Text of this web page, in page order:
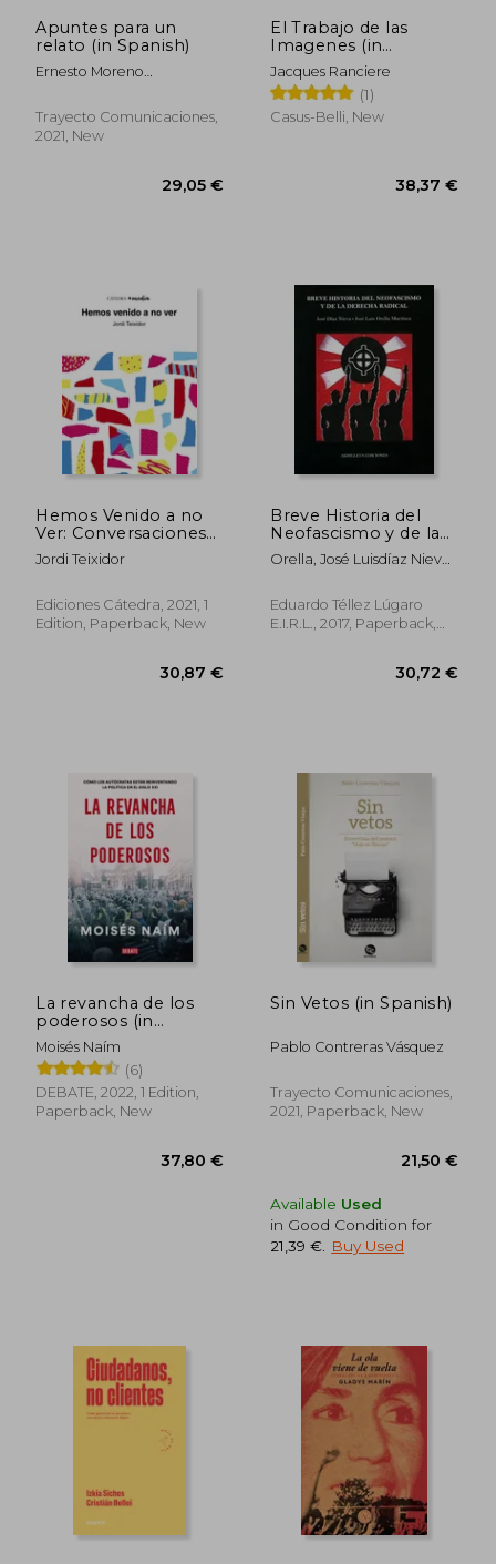
Apuntes para un
relato (in Spanish)
Ernesto Moreno
Trayecto Comunicaciones,
2021, New
El Trabajo de las
Imagenes (in
Spanish)
Jacques Ranciere
(1)
Casus-Belli, New
Hemos Venido a no
Ver: Conversaciones
con Agar Contiñas (in
Spanish)
Jordi Teixidor
Ediciones Cátedra, 2021, 1
Edition, Paperback, New
Breve Historia del
Neofascismo y de la
Derecha Radical (in
Spanish)
Orella, José Luisdíaz Nieva,
Eduardo Téllez Lúgaro
E.I.R.L., 2017, Paperback,
La revancha de los
poderosos (in
Spanish)
Moisés Naím
(6)
DEBATE, 2022, 1 Edition,
Paperback, New
Sin Vetos (in Spanish)
Pablo Contreras Vásquez
Trayecto Comunicaciones,
2021, Paperback, New
Available Used
in Good Condition for
21,39 €
Buy Used